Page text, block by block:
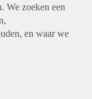
We zoeken een
en waar we